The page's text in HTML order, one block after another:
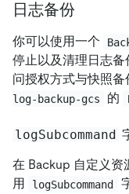
日志备份
你可以使用一个
停止以及清理日志
问授权方式与快照
log-backup-gcs
的
logSubcommand
在 Backup 自定义资
用
logSubcommand